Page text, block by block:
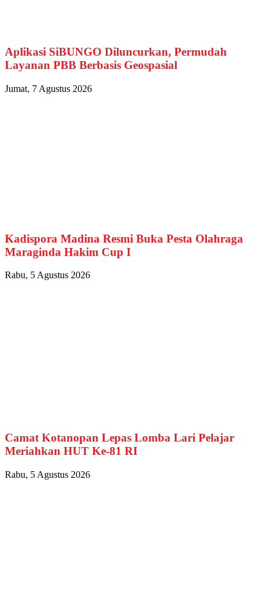
Aplikasi SiBUNGO Diluncurkan, Permudah
Layanan PBB Berbasis Geospasial
Jumat, 7 Agustus 2026
Kadispora Madina Resmi Buka Pesta Olahraga
Maraginda Hakim Cup I
Rabu, 5 Agustus 2026
Camat Kotanopan Lepas Lomba Lari Pelajar
Meriahkan HUT Ke-81 RI
Rabu, 5 Agustus 2026